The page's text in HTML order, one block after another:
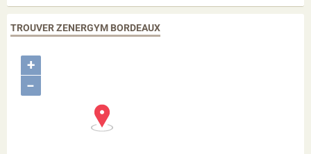
TROUVER ZENERGYM BORDEAUX
+
−